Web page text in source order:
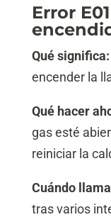
Error
Qué significa:
encender la
Qué hacer
gas esté
reiniciar la
Cuándo
tras varios